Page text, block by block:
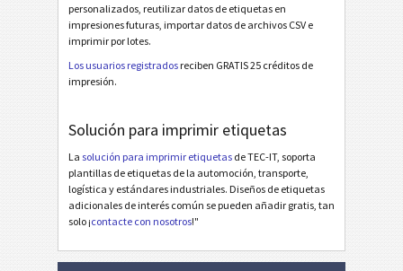
I Etiquetas para inventario
NF
€ Mandato SEPA
₣ Factura-QR suiza
M Miscelánea
personalizados, reutilizar datos de etiquetas en
impresiones futuras, importar datos de archivos CSV e
imprimir por lotes.
Los usuarios registrados reciben GRATIS 25 créditos de
impresión.
Solución para imprimir etiquetas
La solución para imprimir etiquetas de TEC-IT, soporta
plantillas de etiquetas de la automoción, transporte,
logística y estándares industriales. Diseños de etiquetas
adicionales de interés común se pueden añadir gratis, tan
solo ¡contacte con nosotros!"